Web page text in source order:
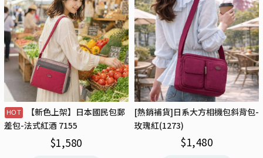
【新色上架】日本國民包郵
差包-法式紅酒 7155
$1,580
[熱銷補貨]日系大方相機包斜背包-
玫瑰紅(1273)
$1,480